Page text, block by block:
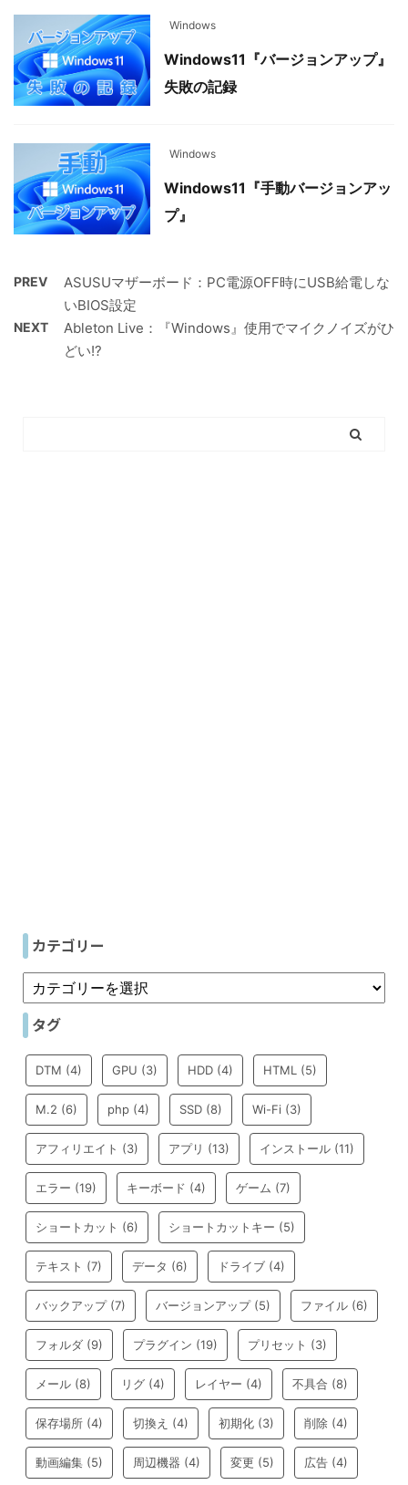
Windows
Windows11『バージョンアップ』
失敗の記録
Windows
Windows11『手動バージョンアッ
プ』
PREV
ASUSUマザーボード：PC電源OFF時にUSB給電しな
いBIOS設定
NEXT
Ableton Live：『Windows』使用でマイクノイズがひ
どい!?
カテゴリー
タグ
DTM (4) GPU (3) HDD (4) HTML (5)
M.2 (6) php (4) SSD (8) Wi-Fi (3)
アフィリエイト (3) アプリ (13) インストール (11)
エラー (19) キーボード (4) ゲーム (7)
ショートカット (6) ショートカットキー (5)
テキスト (7) データ (6) ドライブ (4)
バックアップ(7) バージョンアップ(5) ファイル (6)
フォルダ (9) プラグイン (19) プリセット (3)
メール (8) リグ (4) レイヤー (4) 不具合 (8)
保存場所 (4) 切換え (4) 初期化 (3) 削除 (4)
動画編集 (5) 周辺機器 (4) 変更 (5) 広告 (4)